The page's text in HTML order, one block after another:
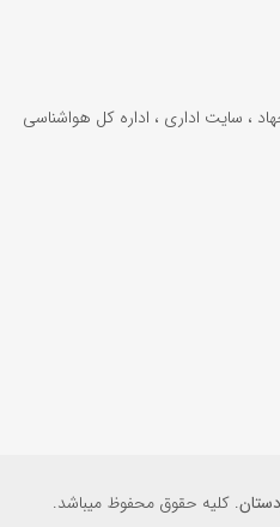
، سایت اداری ، اداره کل هواشناسی
. کلیه حقوق محفوظ میباشد.